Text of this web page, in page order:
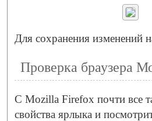
Для сохранения изменений
Проверка браузера
С Mozilla Firefox почти все
свойства ярлыка и